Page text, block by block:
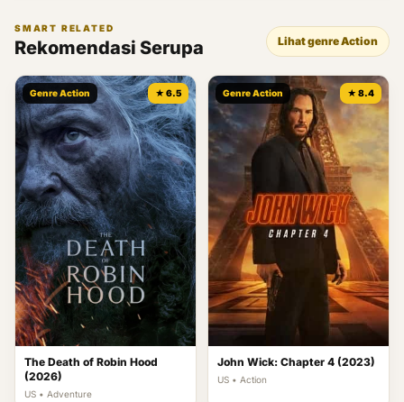
SMART RELATED
Rekomendasi Serupa Lihat genre Action
Genre Action ★ 6.5
The Death of Robin Hood
(2026)
US • Adventure
Genre Action ★ 8.4
John Wick: Chapter 4 (2023)
US • Action